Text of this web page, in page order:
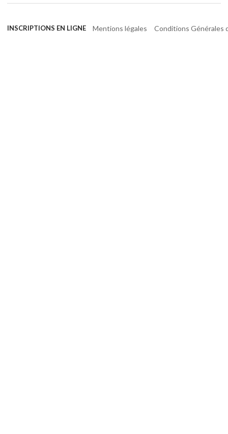
INSCRIPTIONS EN LIGNE Mentions légales Conditions Générales